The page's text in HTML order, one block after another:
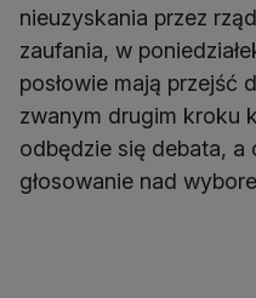
nieuzyskania przez
zaufania, w
posłowie mają przejść
zwanym drugim kroku
odbędzie się debata, a
głosowanie nad